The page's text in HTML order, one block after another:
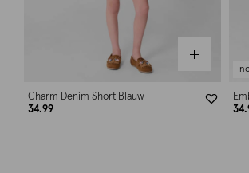
Charm Denim Short Blauw
34.99